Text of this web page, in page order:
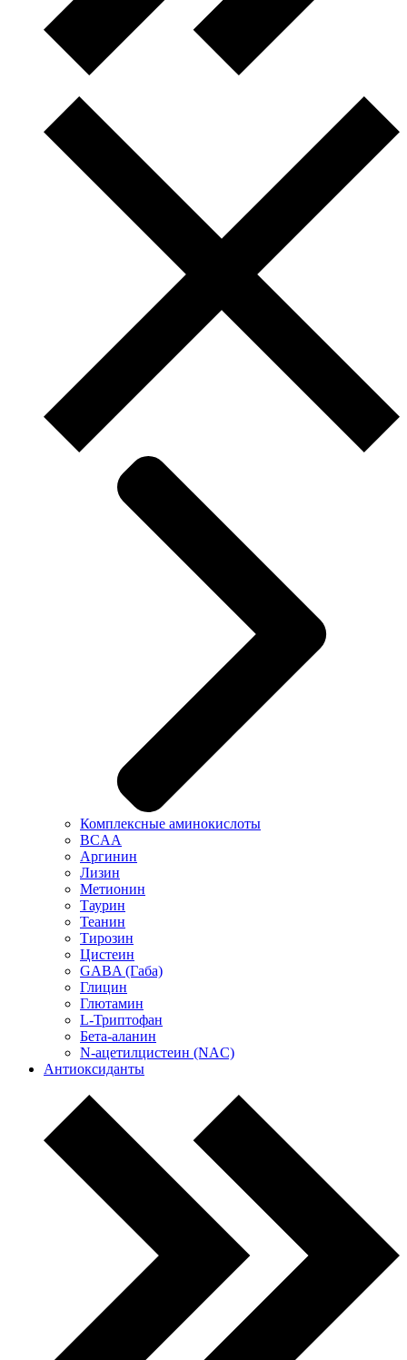
Комплексные аминокислоты
BCAA
Аргинин
Лизин
Метионин
Таурин
Теанин
Тирозин
Цистеин
GABA (Габа)
Глицин
Глютамин
L-Триптофан
Бета-аланин
N-ацетилцистеин (NAC)
Антиоксиданты